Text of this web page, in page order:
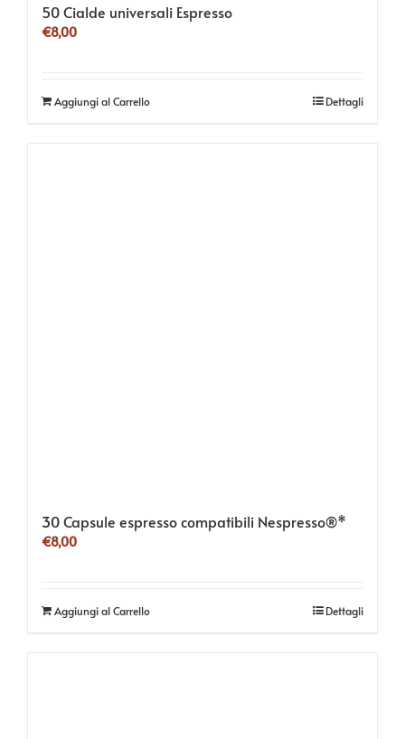
50 Cialde universali Espresso
€8,00
Aggiungi al Carrello Dettagli
30 Capsule espresso compatibili Nespresso®*
€8,00
Aggiungi al Carrello Dettagli